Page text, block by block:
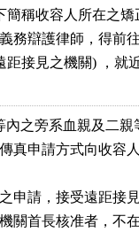
簡稱收容人所在之矯
務辯護律師，得前
距接見之機關) ，就
內之旁系血親及二親
真申請方式向收容
見。
申請，接受遠距接
機關首長核准者，